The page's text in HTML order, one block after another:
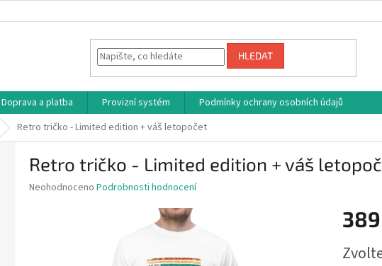
HLEDAT
Doprava a platba Provizní systém
Podmínky ochrany osobních údajů
Retro tričko - Limited edition + váš letopočet
Retro tričko - Limited edition + váš
Průměrné
Neohodnoceno Podrobnosti hodnocení
cena: